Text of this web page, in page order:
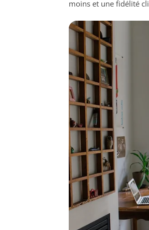
moins et une fidélité